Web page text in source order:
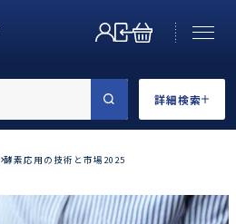
詳細検索
酵素応用の技術と市場2025